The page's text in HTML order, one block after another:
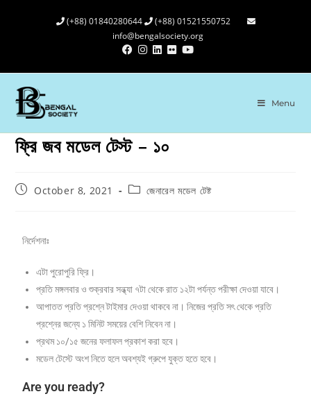
(+88) 01840280644
(+88) 01521550752
info@bengalsociety.org
Menu
ফ্রি জব মডেল টেস্ট – ১০
October 8, 2021 জেনারেল মডেল টেষ্ট
নির্দেশনাঃ
এটা পুরোপুরি ফ্রি।
প্রতি মঙ্গলবার ও শুক্রবার সন্ধ্যা ৭টা থেকে রাত ১২টা পর্যন্ত পরীক্ষা দেওয়া যাবে।
আপাতত প্রতি প্রশ্নে টাইমার দেওয়া থাকবে না। নিজের প্রতি সৎ থেকে প্রতি
প্রশ্নের জন্যে ১ মিনিট সময়ের বেশি নিবেন না।
প্রথম ১০/১৫ জনের ফলাফল প্রকাশ করা হবে।
মডেল টেস্টে অংশ নিতে হলে অবশ্যই গ্রুপে যুক্ত হতে হবে।
Are you ready?